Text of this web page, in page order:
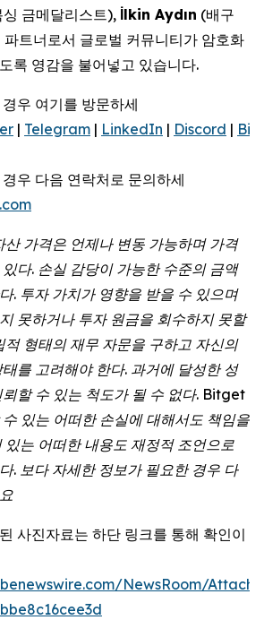
싱 금메달리스트), İlkin Aydın (배구
트너로서 글로벌 커뮤니티가 암호화
록 영감을 불어넣고 있습니다.
우 여기를 방문하세
| Telegram | LinkedIn | Discord |
우 다음 연락처로 문의하세
산 가격은 언제나 변동 가능하며 가격
다. 손실 감당이 가능한 수준의 금액
. 투자 가치가 영향을 받을 수 있으며
못하거나 투자 원금을 회수하지 못할
적 형태의 재무 자문을 구하고 자신의
를 고려해야 한다. 과거에 달성한 성
할 수 있는 척도가 될 수 없다. Bitget
있는 어떠한 손실에 대해서도 책임을
있는 어떠한 내용도 재정적 조언으로
. 보다 자세한 정보가 필요한 경우 다
사진자료는 하단 링크를 통해 확인이
NewsRoom/